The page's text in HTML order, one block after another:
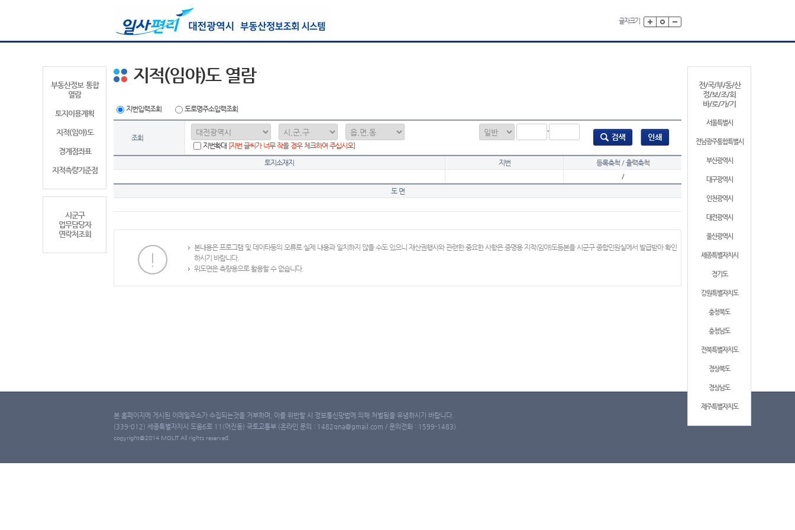
글자크기
부동산정보 통합
열람
토지이용계획
지적(임야)도
경계점좌표
지적측량기준점
시군구
업무담당자
연락처조회
전/국/부/동/산
정/보/조/회
바/로/가/기
서울특별시
전남광주통합특별시
부산광역시
대구광역시
인천광역시
대전광역시
울산광역시
세종특별자치시
경기도
강원특별자치도
충청북도
충청남도
전북특별자치도
경상북도
경상남도
제주특별자치도
지적(임야)도 열람
지번입력조회 도로명주소입력조회
조회
-
지번확대 [지번 글씨가 너무 작을 경우 체크하여 주십시오]
토지소재지 지번
등록축척 / 출력축척
/
도 면
본내용은 프로그램 및 데이타등의 오류로 실제 내용과 일치하지 않을 수도 있으니 재산권행사와 관련한 중요한 사항은 증명용 지적(임야)도등본을 시군구 종합민원실에서 발급받아 확인
하시기 바랍니다.
위도면은 측량용으로 활용할 수 없습니다.
본 홈페이지에 게시된 이메일주소가 수집되는것을 거부하며, 이를 위반할 시 정보통신망법에 의해 처벌됨을 유념하시기 바랍니다.
(339-012) 세종특별자치시 도움6로 11(어진동) 국토교통부 (온라인 문의 : 1482qna@gmail.com / 문의전화 : 1599-1483)
copyright@2014 MOLIT All rights reserved.